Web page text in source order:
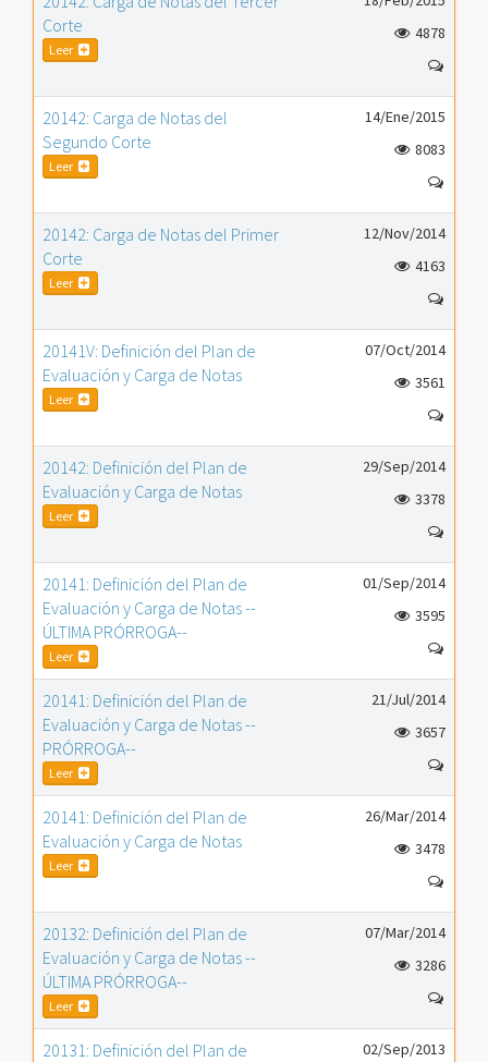
Corte
Leer
4878
20142: Carga de Notas del
Segundo Corte
Leer
14/Ene/2015
8083
20142: Carga de Notas del Primer
Corte
Leer
12/Nov/2014
4163
20141V: Definición del Plan de
Evaluación y Carga de Notas
Leer
07/Oct/2014
3561
20142: Definición del Plan de
Evaluación y Carga de Notas
Leer
29/Sep/2014
3378
20141: Definición del Plan de
Evaluación y Carga de Notas --
ÚLTIMA PRÓRROGA--
Leer
01/Sep/2014
3595
20141: Definición del Plan de
Evaluación y Carga de Notas --
PRÓRROGA--
Leer
21/Jul/2014
3657
20141: Definición del Plan de
Evaluación y Carga de Notas
Leer
26/Mar/2014
3478
20132: Definición del Plan de
Evaluación y Carga de Notas --
ÚLTIMA PRÓRROGA--
Leer
07/Mar/2014
3286
20131: Definición del Plan de
02/Sep/2013